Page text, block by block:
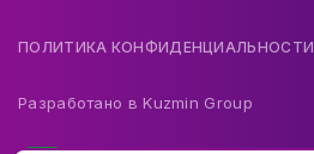
ПОЛИТИКА КОНФИДЕНЦИАЛЬНОСТИ
Разработано вKuzmin Group